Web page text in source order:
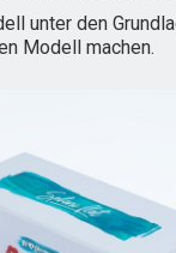
unter den
Modell machen.